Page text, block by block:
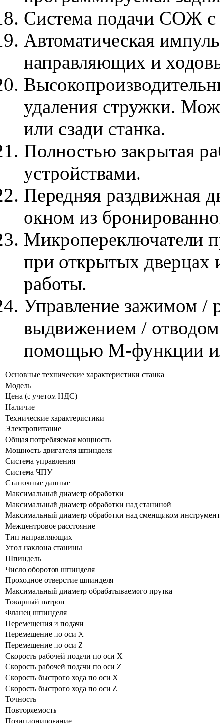
Система подачи СОЖ с
Автоматическая
направляющих и
удаления стружки.
или сзади станка.
Полностью закрытая
устройствами.
Передняя раздвижная
окном из
Микропереключатели
при открытых дверцах
работы.
Управление зажимом /
выдвижением /
помощью М-функции
Основные технические характеристики станка
Модель
Цена (с учетом НДС)
Наличие
Технические характеристики
Электропитание
Общая потребляемая мощность
Мощность двигателя шпинделя
Система управления
Система ЧПУ
Станочные данные
Максимальный диаметр обработки
Максимальный диаметр обработки над станиной
Максимальный диаметр обработки над сменщиком
Межцентровое расстояние
Тип направляющих
Угол наклона станины
Шпиндель
Число оборотов шпинделя
Проходное отверстие шпинделя
Максимальный диаметр обрабатываемого прутка
Токарный патрон
Фланец шпинделя
Перемещения и подачи
Перемещение по оси Х
Перемещение по оси Z
Скорость рабочей подачи по оси Х
Скорость рабочей подачи по оси Z
Скорость быстрого хода по оси Х
Скорость быстрого хода по оси Z
Точность
Повторяемость
Позиционирование